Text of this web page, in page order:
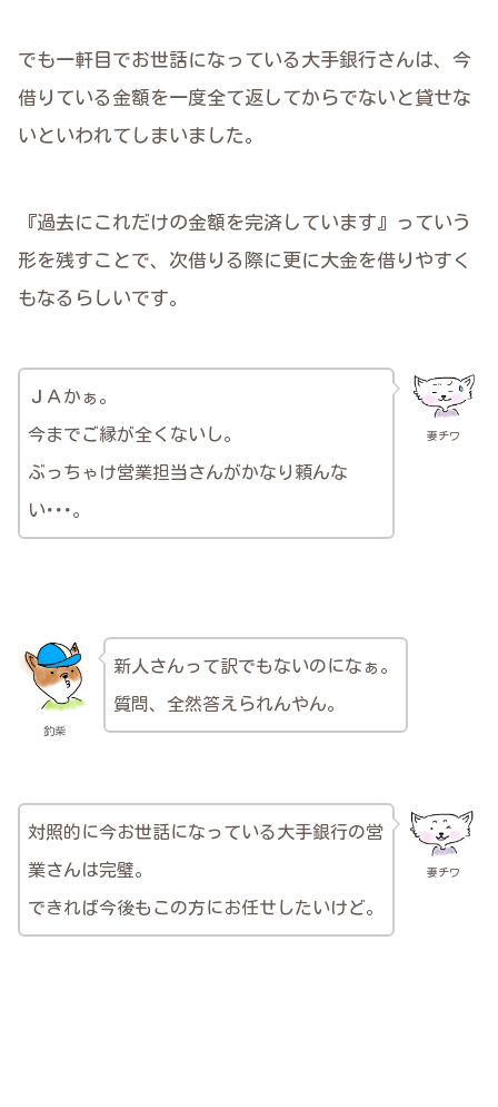
でも一軒目でお世話になっている大手銀行さんは、今
借りている金額を一度全て返してからでないと貸せな
いといわれてしまいました。
『過去にこれだけの金額を完済しています』っていう
形を残すことで、次借りる際に更に大金を借りやすく
もなるらしいです。
妻チワ
ＪＡかぁ。
今までご縁が全くないし。
ぶっちゃけ営業担当さんがかなり頼んな
い･･･。
釣柴
新人さんって訳でもないのになぁ。
質問、全然答えられんやん。
妻チワ
対照的に今お世話になっている大手銀行の営
業さんは完璧。
できれば今後もこの方にお任せしたいけど。